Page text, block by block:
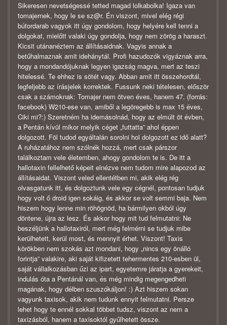
Sikeresen nevetségessé tetted magad lolkabolka! Igaza van
tomajernek, hogy le se sz@r. Én viszont, mivel elég régi
bútordarab vagyok itt úgy gondolom, hogy helyére kell tenni a
dolgokat, mielőtt valaki úgy gondolja, hogy nem zörög a haraszt.
Kicsit utánanéztem az állításaidnak. Vagyis annak a
betűhalmaznak amit idehánytál. Profi hazudozók vigyáznak arra,
hogy a mondandójuknak legyen igazság magva, mert az teszi
hitelessé. Te ehhez is sötét vagy. Abban amit itt összehordtál,
legfeljebb az írásjelek korrektek. Fussunk neki tételesen, először
csak a számoknak: Tomajer nem ötven éves, hanem 47. (forrás:
facebook) W210-ese van, amiből a legöregebb is max 15 éves,
Ciki mi?:) Szeretném ha idemásolnád, hogy az elmúlt öt évben,
a Pentán kívül mikor melyik céget „futtatta” ahol éppen
dolgozott. Föl tudod egyáltalán sorolni hol dolgozott ez idő alatt?
A ruházatához nem szólnék hozzá, mert csak párszor
találkoztam vele életemben, ahogy gondolom te is. De itt a
hallotaxin fellelhető képeit elnézve nem tudom mire alapozod az
állításaidat. Viszont veled ellentétben mi, akik elég rég
olvasgatunk itt, és dolgoztunk vele egy cégnél, pontosan tudjuk
hogy volt ő droid igen sokáig, és akkor se volt semmi baja. Nem
hiszem hogy lenne min röhögnöd, ha bármilyen okból úgy
döntene, újra az lesz. És akkor hogy mit tud felmutatni: Ne
beszéljünk a hallotaxiról, mert még felmérni se tudjuk mibe
kerülhetett, kerül most, és mennyit érhet. Viszont! Taxis
körökben nem szokás azt mondani, hogy „nincs egy önálló
forintja” valakire, aki saját kifizetett tehermentes 210-esben ül,
saját vállalkozásban űzi az ipart, egyetemre járatja a gyerekeit,
indulás óta a Pentánál van, és még mindig megengedheti
magának, hogy délben szuszókáljon! :) Azt hiszem sokan
vagyunk taxisok, akik nem tudunk ennyit felmutatni. Persze
lehet hogy te ennél sokkal többet tudsz, viszont az nem a
taxizásból, hanem a taxisoktól gyűlhetett össze.